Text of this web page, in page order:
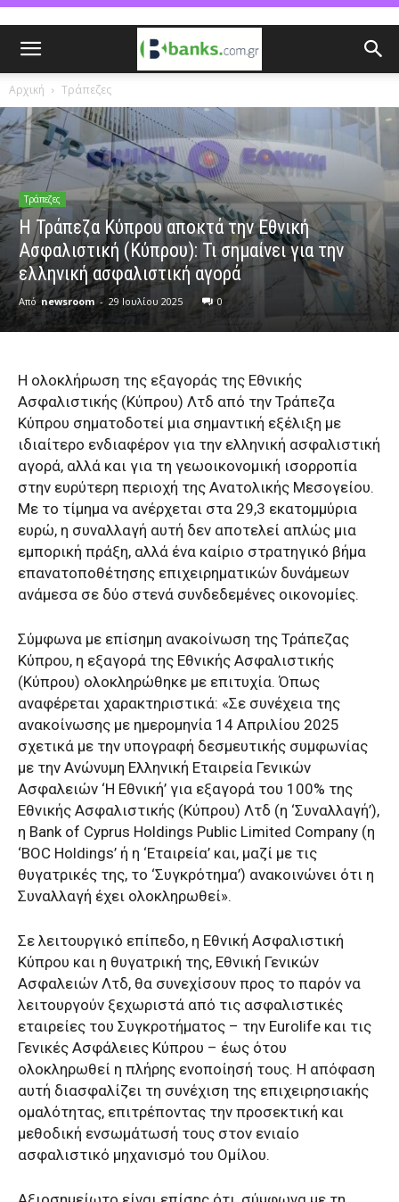
Αρχική Τράπεζες
Τράπεζες
Η Τράπεζα Κύπρου αποκτά την Εθνική
Ασφαλιστική (Κύπρου): Τι σημαίνει για την
ελληνική ασφαλιστική αγορά
Από newsroom - 29 Ιουλίου 2025 0
Η ολοκλήρωση της εξαγοράς της Εθνικής
Ασφαλιστικής (Κύπρου) Λτδ από την Τράπεζα
Κύπρου σηματοδοτεί μια σημαντική εξέλιξη με
ιδιαίτερο ενδιαφέρον για την ελληνική ασφαλιστική
αγορά, αλλά και για τη γεωοικονομική ισορροπία
στην ευρύτερη περιοχή της Ανατολικής Μεσογείου.
Με το τίμημα να ανέρχεται στα 29,3 εκατομμύρια
ευρώ, η συναλλαγή αυτή δεν αποτελεί απλώς μια
εμπορική πράξη, αλλά ένα καίριο στρατηγικό βήμα
επανατοποθέτησης επιχειρηματικών δυνάμεων
ανάμεσα σε δύο στενά συνδεδεμένες οικονομίες.
Σύμφωνα με επίσημη ανακοίνωση της Τράπεζας
Κύπρου, η εξαγορά της Εθνικής Ασφαλιστικής
(Κύπρου) ολοκληρώθηκε με επιτυχία. Όπως
αναφέρεται χαρακτηριστικά: «Σε συνέχεια της
ανακοίνωσης με ημερομηνία 14 Απριλίου 2025
σχετικά με την υπογραφή δεσμευτικής συμφωνίας
με την Ανώνυμη Ελληνική Εταιρεία Γενικών
Ασφαλειών ‘Η Εθνική’ για εξαγορά του 100% της
Εθνικής Ασφαλιστικής (Κύπρου) Λτδ (η ‘Συναλλαγή’),
η Bank of Cyprus Holdings Public Limited Company (η
‘BOC Holdings’ ή η ‘Εταιρεία’ και, μαζί με τις
θυγατρικές της, το ‘Συγκρότημα’) ανακοινώνει ότι η
Συναλλαγή έχει ολοκληρωθεί».
Σε λειτουργικό επίπεδο, η Εθνική Ασφαλιστική
Κύπρου και η θυγατρική της, Εθνική Γενικών
Ασφαλειών Λτδ, θα συνεχίσουν προς το παρόν να
λειτουργούν ξεχωριστά από τις ασφαλιστικές
εταιρείες του Συγκροτήματος – την Eurolife και τις
Γενικές Ασφάλειες Κύπρου – έως ότου
ολοκληρωθεί η πλήρης ενοποίησή τους. Η απόφαση
αυτή διασφαλίζει τη συνέχιση της επιχειρησιακής
ομαλότητας, επιτρέποντας την προσεκτική και
μεθοδική ενσωμάτωσή τους στον ενιαίο
ασφαλιστικό μηχανισμό του Ομίλου.